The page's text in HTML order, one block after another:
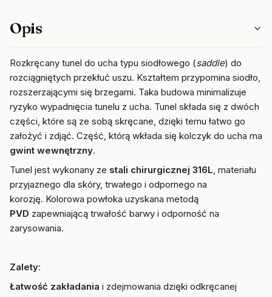
Opis
Rozkręcany tunel do ucha typu siodłowego (saddle) do
rozciągniętych przekłuć uszu. Kształtem przypomina siodło, z
rozszerzającymi się brzegami. Taka budowa minimalizuje
ryzyko wypadnięcia tunelu z ucha. Tunel składa się z dwóch
części, które są ze sobą skręcane, dzięki temu łatwo go
założyć i zdjąć. Część, którą wkłada się kolczyk do ucha ma
gwint wewnętrzny.
Tunel jest wykonany ze stali chirurgicznej 316L, materiału
przyjaznego dla skóry, trwałego i odpornego na
korozję. Kolorowa powłoka uzyskana metodą
PVD zapewniającą trwałość barwy i odporność na
zarysowania.
Zalety:
Łatwość zakładania i zdejmowania dzięki odkręcanej